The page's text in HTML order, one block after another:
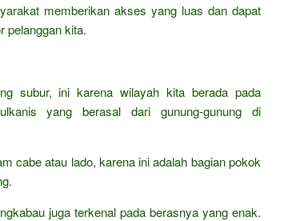
memberikan akses yang luas dan dapat
pelanggan kita.
subur, ini karena wilayah kita berada pada
yang berasal dari gunung-gunung di
cabe atau lado, karena ini adalah bagian pokok
juga terkenal pada berasnya yang enak.